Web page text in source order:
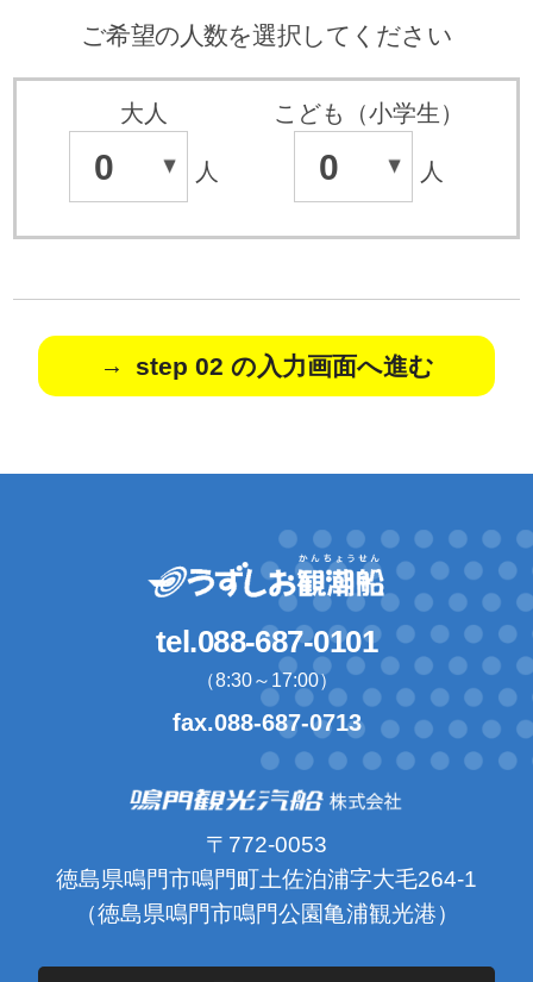
ご希望の人数を選択してください
大人
0 人
こども（小学生）
0 人
step 02 の入力画面へ進む
tel.088-687-0101
（8:30～17:00）
fax.088-687-0713
〒772-0053
徳島県鳴門市鳴門町土佐泊浦字大毛264-1
（徳島県鳴門市鳴門公園亀浦観光港）